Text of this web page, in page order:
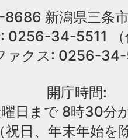
新潟県三条
: 0256-34-5511
ァクス: 0256-
開庁時間:
日まで 8時30分
（祝日、年末年始を